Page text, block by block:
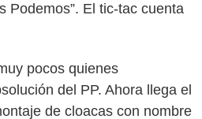
Podemos”. El tic-tac cuenta
pocos quienes
del PP. Ahora llega el
de cloacas con nombre